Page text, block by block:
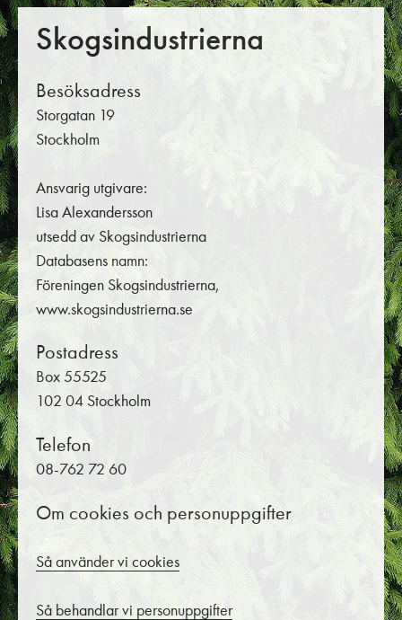
Skogsindustrierna
Besöksadress
Storgatan 19
Stockholm
Ansvarig utgivare:
Lisa Alexandersson
utsedd av Skogsindustrierna
Databasens namn:
Föreningen Skogsindustrierna,
www.skogsindustrierna.se
Postadress
Box 55525
102 04 Stockholm
Telefon
08-762 72 60
Om cookies och personuppgifter
Så använder vi cookies
Så behandlar vi personuppgifter